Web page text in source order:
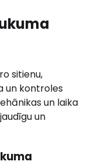
sitienu,
un kontroles
un laika
un